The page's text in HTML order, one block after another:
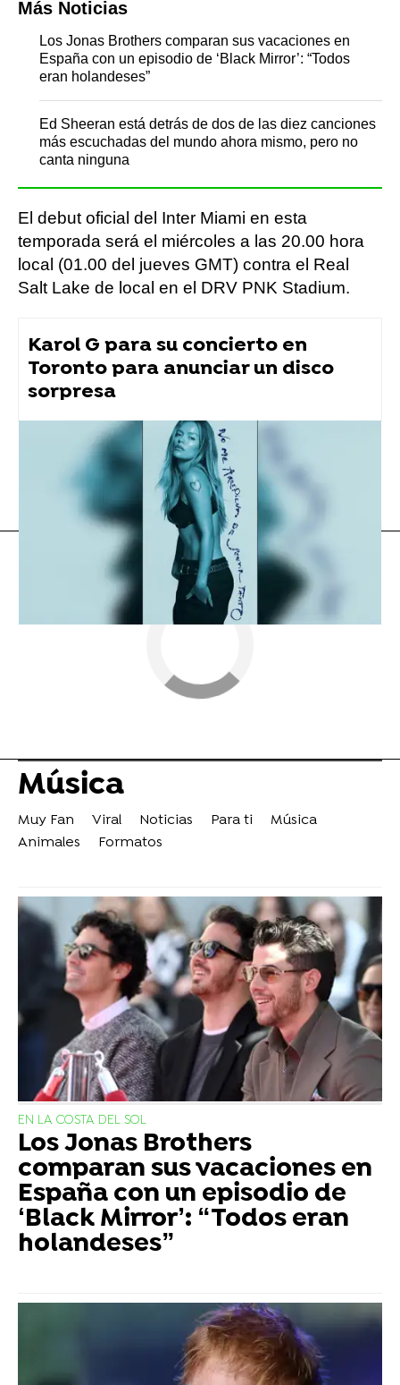
Más Noticias
Los Jonas Brothers comparan sus vacaciones en
España con un episodio de ‘Black Mirror’: “Todos
eran holandeses”
Ed Sheeran está detrás de dos de las diez canciones
más escuchadas del mundo ahora mismo, pero no
canta ninguna
El debut oficial del Inter Miami en esta
temporada será el miércoles a las 20.00 hora
local (01.00 del jueves GMT) contra el Real
Salt Lake de local en el DRV PNK Stadium.
Karol G para su concierto en
Toronto para anunciar un disco
sorpresa
Leo Messi
Flooxer Now » Música
Música
Muy Fan Viral Noticias Para ti
Música
Animales
Formatos
EN LA COSTA DEL SOL
Los Jonas Brothers
comparan sus vacaciones en
España con un episodio de
‘Black Mirror’: “Todos eran
holandeses”